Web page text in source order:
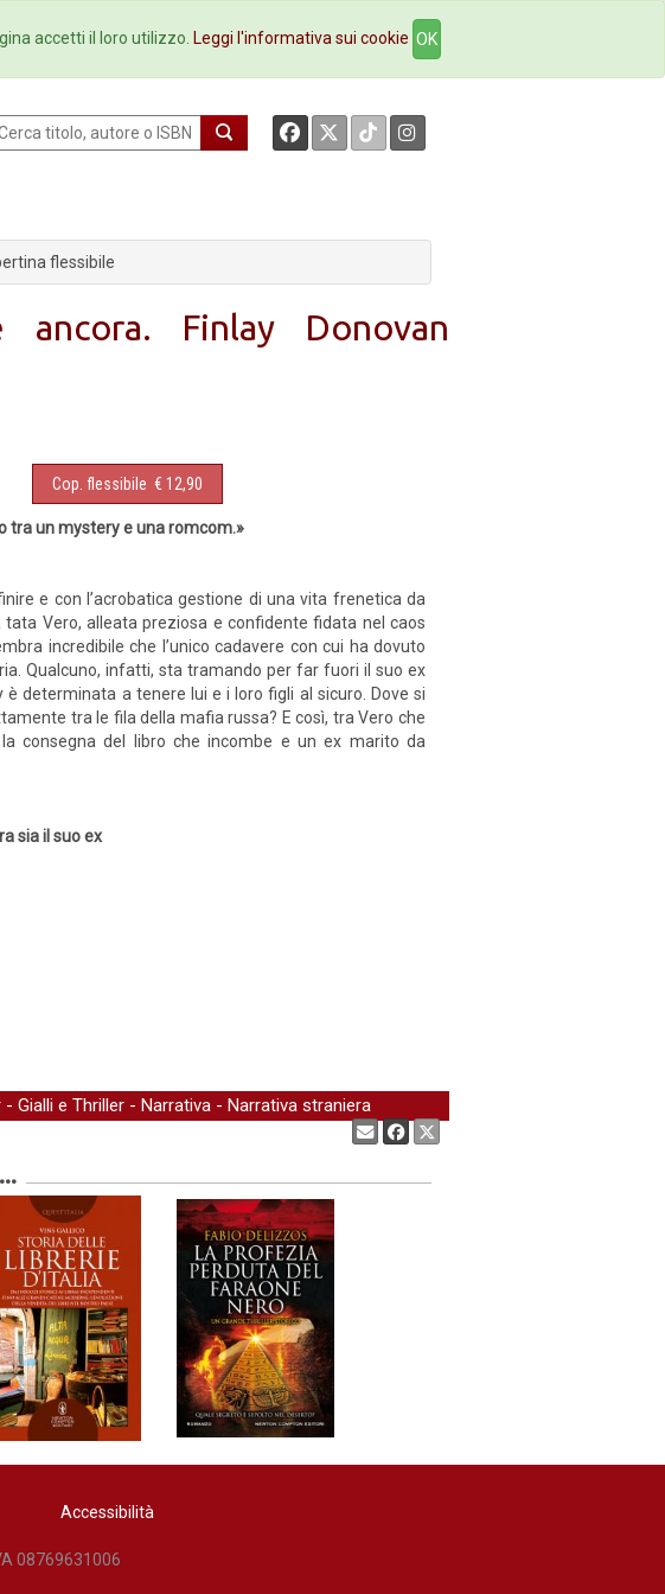
Ebookstore Contatti
flessibile
ancora. Finlay Donovan
Cop. flessibile € 12,90
tra un mystery e una romcom.»
e con l’acrobatica gestione di una vita frenetica da
Vero, alleata preziosa e confidente fidata nel caos
incredibile che l’unico cadavere con cui ha dovuto
Qualcuno, infatti, sta tramando per far fuori il suo ex
determinata a tenere lui e i loro figli al sicuro. Dove si
tra le fila della mafia russa? E così, tra Vero che
consegna del libro che incombe e un ex marito da
sia il suo ex
- Gialli e Thriller - Narrativa - Narrativa straniera
Accessibilità
08769631006
accetti il loro utilizzo. Leggi l'informativa sui cookie OK